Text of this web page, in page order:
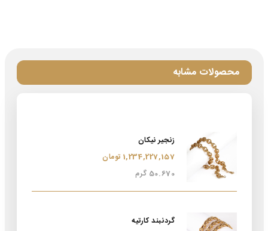
محصولات مشابه
زنجیر نیکان
1,234,227,157 تومان
50.670 گرم
گردنبند کارتیه